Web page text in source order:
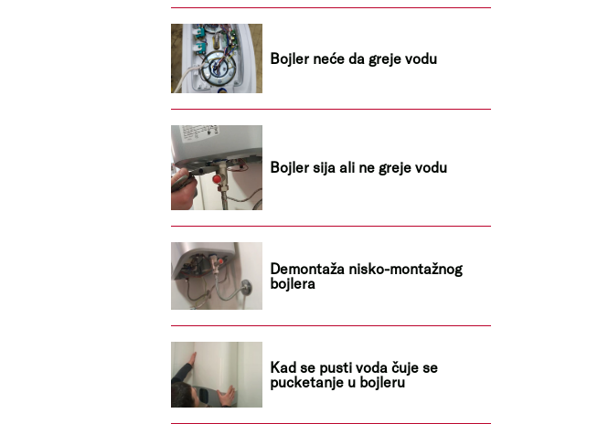
Bojler neće da greje vodu
Bojler sija ali ne greje vodu
Demontaža nisko-montažnog
bojlera
Kad se pusti voda čuje se
pucketanje u bojleru